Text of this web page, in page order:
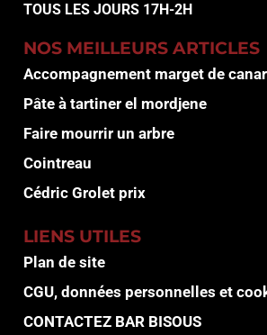
TOUS LES JOURS 17H-2H
NOS MEILLEURS ARTICLES
Accompagnement marget de
Pâte à tartiner el mordjene
Faire mourrir un arbre
Cointreau
Cédric Grolet prix
LIENS UTILES
Plan de site
CGU, données personnelles et
CONTACTEZ BAR BISOUS